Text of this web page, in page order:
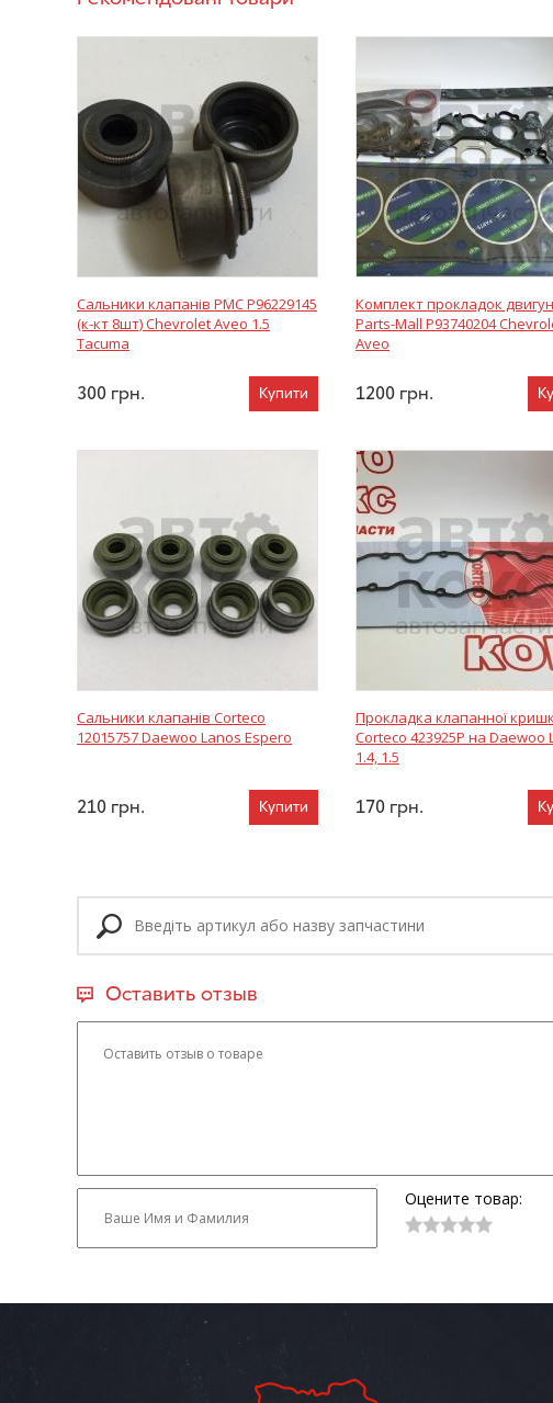
Сальники клапанів PMC P96229145
(к-кт 8шт) Chevrolet Aveo 1.5
Tacuma
300 грн. Купити
Комплект прокладок
Parts-Mall P93740204
Aveo
1200 грн.
Сальники клапанів Corteco
12015757 Daewoo Lanos Espero
210 грн. Купити
Прокладка клапанної
Corteco 423925P на Daewoo
1.4, 1.5
170 грн.
Оставить отзыв
Оцените товар: